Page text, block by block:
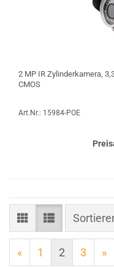
2 MP IR Zylinderkamera,
CMOS
Art.Nr.: 15984-POE
« 1 2 3 »